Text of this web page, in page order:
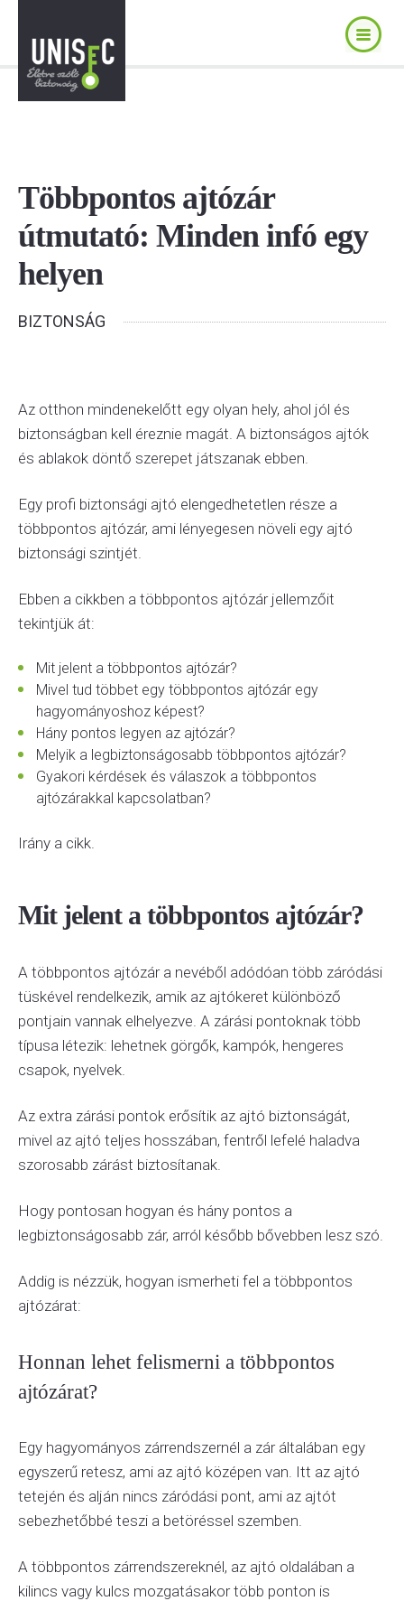
Többpontos ajtózár
útmutató: Minden infó egy
helyen
BIZTONSÁG
Az otthon mindenekelőtt egy olyan hely, ahol jól és
biztonságban kell éreznie magát. A biztonságos ajtók
és ablakok döntő szerepet játszanak ebben.
Egy profi biztonsági ajtó elengedhetetlen része a
többpontos ajtózár, ami lényegesen növeli egy ajtó
biztonsági szintjét.
Ebben a cikkben a többpontos ajtózár jellemzőit
tekintjük át:
Mit jelent a többpontos ajtózár?
Mivel tud többet egy többpontos ajtózár egy
hagyományoshoz képest?
Hány pontos legyen az ajtózár?
Melyik a legbiztonságosabb többpontos ajtózár?
Gyakori kérdések és válaszok a többpontos
ajtózárakkal kapcsolatban?
Irány a cikk.
Mit jelent a többpontos ajtózár?
A többpontos ajtózár a nevéből adódóan több záródási
tüskével rendelkezik, amik az ajtókeret különböző
pontjain vannak elhelyezve. A zárási pontoknak több
típusa létezik: lehetnek görgők, kampók, hengeres
csapok, nyelvek.
Az extra zárási pontok erősítik az ajtó biztonságát,
mivel az ajtó teljes hosszában, fentről lefelé haladva
szorosabb zárást biztosítanak.
Hogy pontosan hogyan és hány pontos a
legbiztonságosabb zár, arról később bővebben lesz szó.
Addig is nézzük, hogyan ismerheti fel a többpontos
ajtózárat:
Honnan lehet felismerni a többpontos
ajtózárat?
Egy hagyományos zárrendszernél a zár általában egy
egyszerű retesz, ami az ajtó középen van. Itt az ajtó
tetején és alján nincs záródási pont, ami az ajtót
sebezhetőbbé teszi a betöréssel szemben.
A többpontos zárrendszereknél, az ajtó oldalában a
kilincs vagy kulcs mozgatásakor több ponton is